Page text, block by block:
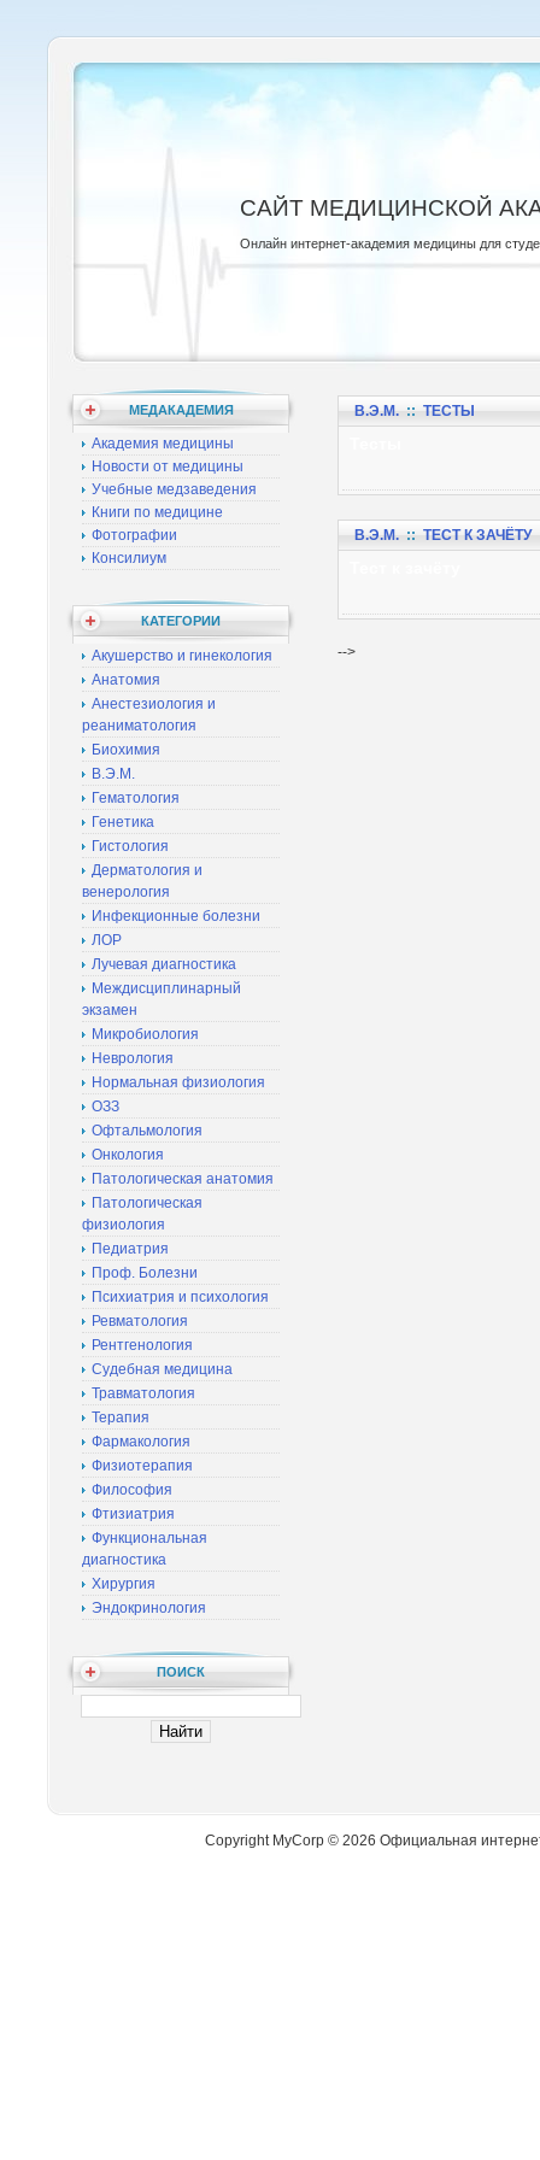
САЙТ МЕДИЦИНСКОЙ
Онлайн интернет-академия медицины для
МЕДАКАДЕМИЯ
Академия медицины
Новости от медицины
Учебные медзаведения
Книги по медицине
Фотографии
Консилиум
КАТЕГОРИИ
Акушерство и гинекология
Анатомия
Анестезиология и
реаниматология
Биохимия
В.Э.М.
Гематология
Генетика
Гистология
Дерматология и
венерология
Инфекционные болезни
ЛОР
Лучевая диагностика
Междисциплинарный
экзамен
Микробиология
Неврология
Нормальная физиология
ОЗЗ
Офтальмология
Онкология
Патологическая анатомия
Патологическая
физиология
Педиатрия
Проф. Болезни
Психиатрия и психология
Ревматология
Рентгенология
Судебная медицина
Травматология
Терапия
Фармакология
Физиотерапия
Философия
Фтизиатрия
Функциональная
диагностика
Хирургия
Эндокринология
ПОИСК
В.Э.М. :: ТЕСТЫ
В.Э.М. :: ТЕСТ К ЗАЧЁТУ
-->
Copyright MyCorp © 2026 Официальная